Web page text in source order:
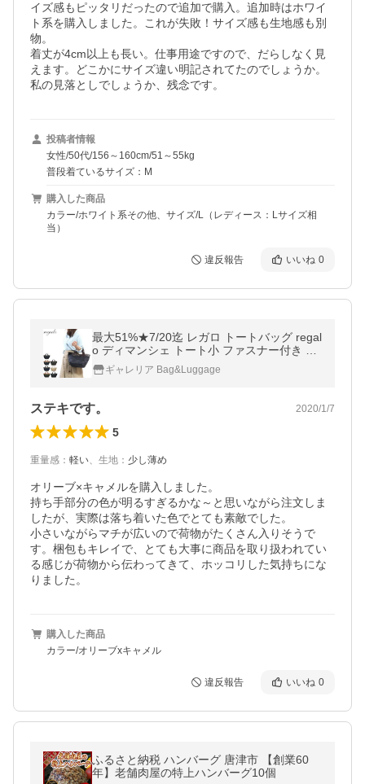
イズ感もピッタリだったので追加で購入。追加時はホワイ
ト系を購入しました。これが失敗！サイズ感も生地感も別
物。
着丈が4cm以上も長い。仕事用途ですので、だらしなく見
えます。どこかにサイズ違い明記されてたのでしょうか。
投稿者情報
女性/50代/156～160cm/51～55kg
普段着ているサイズ：M
購入した商品
カラー/ホワイト系その他、サイズ/L（レディース：Lサイズ相
当）
違反報告 いいね 0
最大51%★7/20迄 レガロ トートバッグ regal
o ディマンシェ トート小 ファスナー付き 小
さめ レディース カモフラージュ レオパード
RE-4151
ギャレリア Bag&Luggage
ステキです。 2020/1/7
5
重量感 ： 軽い、 生地 ： 少し薄め
オリーブ×キャメルを購入しました。
持ち手部分の色が明るすぎるかな～と思いながら注文しま
したが、実際は落ち着いた色でとても素敵でした。
小さいながらマチが広いので荷物がたくさん入りそうで
す。梱包もキレイで、とても大事に商品を取り扱われてい
る感じが荷物から伝わってきて、ホッコリした気持ちにな
りました。
購入した商品
カラー/オリーブxキャメル
違反報告 いいね 0
ふるさと納税 ハンバーグ 唐津市 【創業60
年】老舗肉屋の特上ハンバーグ10個